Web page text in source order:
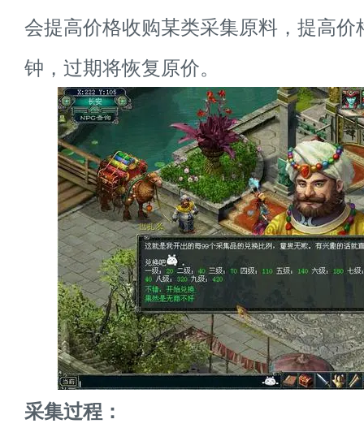
会提高价格收购某类采集原料，提高价
钟，过期将恢复原价。
采集过程：